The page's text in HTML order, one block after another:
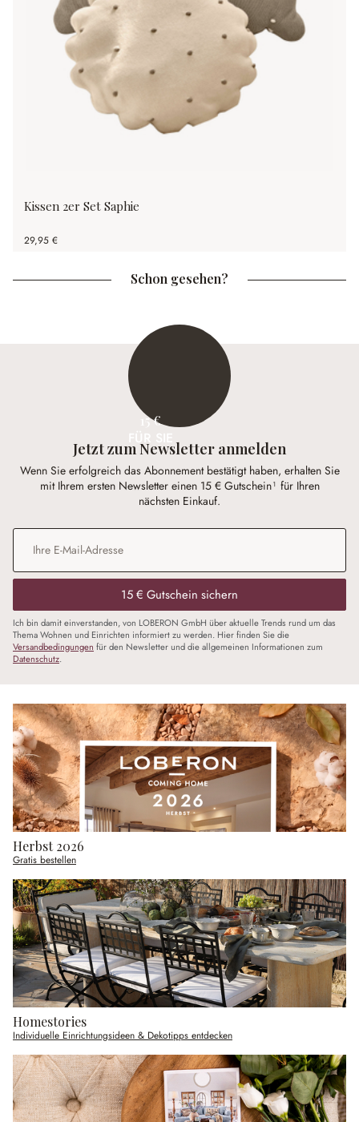
Kissen 2er Set Saphie
29,95 €
Schon gesehen?
15 €
Jetzt zum Newsletter anmelden
Wenn Sie erfolgreich das Abonnement bestätigt haben, erhalten Sie
mit Ihrem ersten Newsletter einen 15 € Gutschein¹ für Ihren
nächsten Einkauf.
E-Mail-Adresse
15 € Gutschein sichern
Ich bin damit einverstanden, von LOBERON GmbH über aktuelle Trends rund um das
Thema Wohnen und Einrichten informiert zu werden. Hier finden Sie die
Versandbedingungen für den Newsletter und die allgemeinen Informationen zum
Datenschutz.
Herbst 2026
Gratis bestellen
Homestories
Individuelle Einrichtungsideen & Dekotipps entdecken